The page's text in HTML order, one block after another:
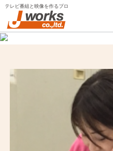
Skip
content
テレビ番組と映像を作るプロ